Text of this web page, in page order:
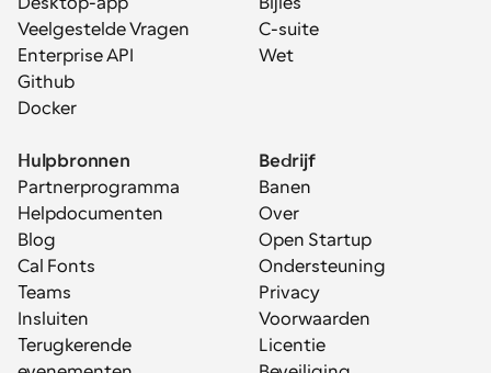
Veelgestelde Vragen
Enterprise API
Github
Docker
C-suite
Wet
Hulpbronnen
Partnerprogramma
Helpdocumenten
Blog
Cal Fonts
Teams
Insluiten
Terugkerende
Bedrijf
Banen
Over
Open Startup
Ondersteuning
Privacy
Voorwaarden
Licentie